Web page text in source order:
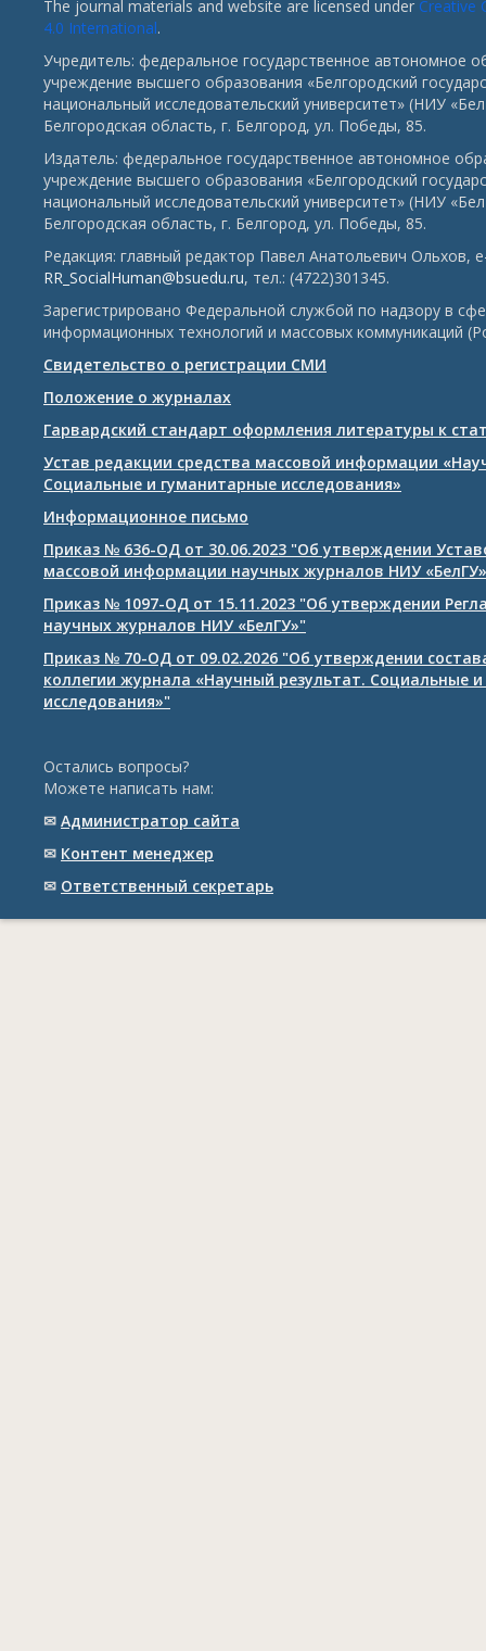
The journal materials and website are licensed under Creative
4.0 International.
Учредитель: федеральное государственное автономное
учреждение высшего образования «Белгородский
национальный исследовательский университет» (НИУ
Белгородская область, г. Белгород, ул. Победы, 85.
Издатель: федеральное государственное автономное
учреждение высшего образования «Белгородский
национальный исследовательский университет» (НИУ
Белгородская область, г. Белгород, ул. Победы, 85.
Редакция: главный редактор Павел Анатольевич Ольхов,
RR_SocialHuman@bsuedu.ru, тел.: (4722)301345.
Зарегистрировано Федеральной службой по надзору в
информационных технологий и массовых коммуникаций
Свидетельство о регистрации СМИ
Положение о журналах
Гарвардский стандарт оформления литературы к
Устав редакции средства массовой информации
Социальные и гуманитарные исследования»
Информационное письмо
Приказ № 636-ОД от 30.06.2023 "Об утверждении
массовой информации научных журналов НИУ «БелГУ»
Приказ № 1097-ОД от 15.11.2023 "Об утверждении
научных журналов НИУ «БелГУ»"
Приказ № 70-ОД от 09.02.2026 "Об утверждении
коллегии журнала «Научный результат. Социальные
исследования»"
Остались вопросы?
Можете написать нам:
✉ Администратор сайта
✉ Контент менеджер
✉ Ответственный cекретарь